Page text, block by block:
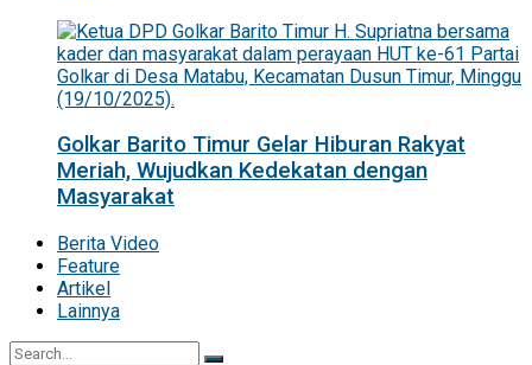
Golkar Barito Timur Gelar Hiburan Rakyat
Meriah, Wujudkan Kedekatan dengan
Masyarakat
Berita Video
Feature
Artikel
Lainnya